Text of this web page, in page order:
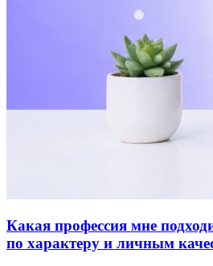
Какая профессия мне
по характеру и личным